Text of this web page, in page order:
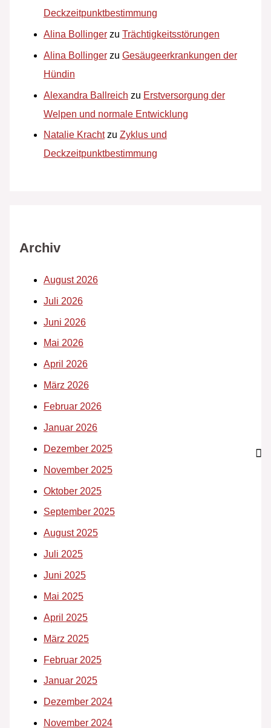
Deckzeitpunktbestimmung
Alina Bollingerzu Trächtigkeitsstörungen
Alina Bollingerzu Gesäugeerkrankungen der
Hündin
Alexandra Ballreich zu Erstversorgung der
Welpen und normale Entwicklung
Natalie Krachtzu Zyklus und
Deckzeitpunktbestimmung
Archiv
August 2026
Juli 2026
Juni 2026
Mai 2026
April 2026
März 2026
Februar 2026
Januar 2026
Dezember 2025
November 2025
Oktober 2025
September 2025
August 2025
Juli 2025
Juni 2025
Mai 2025
April 2025
März 2025
Februar 2025
Januar 2025
Dezember 2024
November 2024